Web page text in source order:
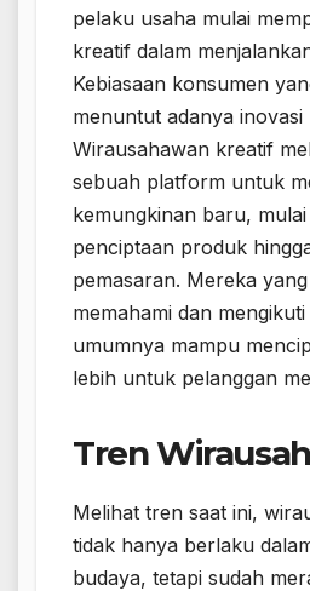
pelaku usaha mulai
kreatif dalam
Kebiasaan konsumen
menuntut adanya
Wirausahawan kreatif
sebuah platform untuk
kemungkinan baru,
penciptaan produk
pemasaran. Mereka
memahami dan
umumnya mampu
lebih untuk pelanggan
Tren
Melihat tren saat ini,
tidak hanya berlaku
budaya, tetapi sudah